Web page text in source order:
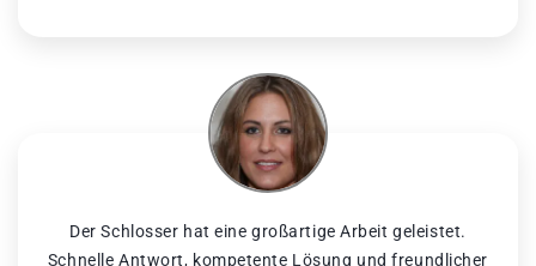
Der Schlosser hat eine großartige Arbeit geleistet.
Schnelle Antwort, kompetente Lösung und freundlicher